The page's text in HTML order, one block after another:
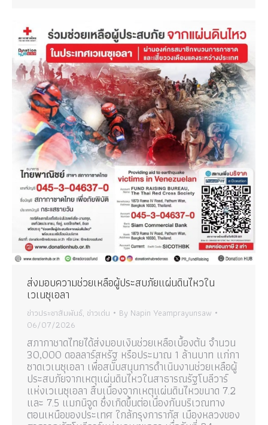
ส่งมอบความช่วยเหลือผู้ประสบภัยแผ่นดินไหวใน
เวเนซุเอลา
ข่าวประชาสัมพันธ์, ข่าวเด่น By Napin Yeamprayunsaw
06/07/2026
สภากาชาดไทยได้ส่งมอบเงินช่วยเหลือเบื้องต้น จำนวน
30,000 ดอลลาร์สหรัฐ หรือประมาณ 1 ล้านบาท แก่กา
ซาดเวเนซุเอลา เพื่อสนับสนุนการดำเนินงานช่วยเหลือผู้
ประสบภัยจากเหตุแผ่นดินไหวในสาธารณรัฐโบลีวาร์
แห่งเวเนซุเอลา สืบเนื่องจากเหตุแผ่นดินไหวขนาด 7.2
และ 7.5 แมกนิจูด ซึ่งเกิดขึ้นต่อเนื่องกันบริเวณทาง
ตอนเหนือของประเทศ ใกล้กรุงการากัส เมืองหลวงของ